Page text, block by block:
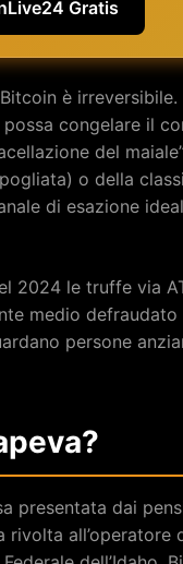
Gratis
è irreversibile.
congelare il
del
o della
di esazione
2024 le truffe via
medio
persone
presentata dai
all’operatore